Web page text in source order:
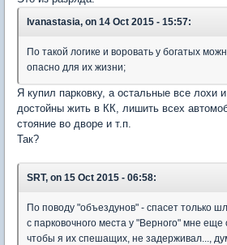
Ivanastasia, on 14 Oct 2015 - 15:57:
По такой логике и воровать у богатых
опасно для их жизни;
Я купил парковку, а остальные все лохи
достойны жить в КК, лишить всех
стояние во дворе и т.п.
Так?
SRT, on 15 Oct 2015 - 06:58:
По поводу "объездунов" - спасет только
с парковочного места у "Верного" мне еще
чтобы я их спешащих, не задерживал...,